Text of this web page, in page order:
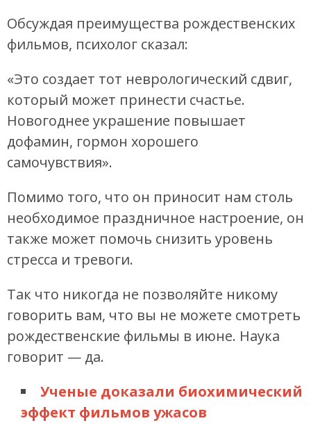
Обсуждая преимущества рождественских
фильмов, психолог сказал:
«Это создает тот неврологический сдвиг,
который может принести счастье.
Новогоднее украшение повышает
дофамин, гормон хорошего
самочувствия».
Помимо того, что он приносит нам столь
необходимое праздничное настроение, он
также может помочь снизить уровень
стресса и тревоги.
Так что никогда не позволяйте никому
говорить вам, что вы не можете смотреть
рождественские фильмы в июне. Наука
говорит — да.
Ученые доказали биохимический
эффект фильмов ужасов